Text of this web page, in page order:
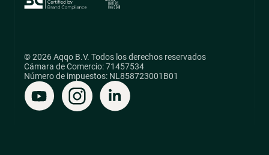
© 2026 Aqqo B.V. Todos los derechos reservados
Cámara de Comercio: 71457534
Número de impuestos: NL858723001B01